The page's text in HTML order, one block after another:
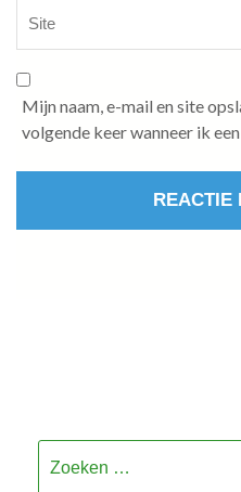
Mijn naam, e-mail en site
volgende keer wanneer ik